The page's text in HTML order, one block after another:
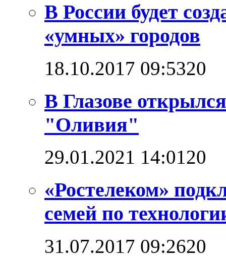
В России будет
«умных» городов
18.10.2017 09:5320
В Глазове
"Оливия"
29.01.2021 14:0120
«Ростелеком»
семей по
31.07.2017 09:2620